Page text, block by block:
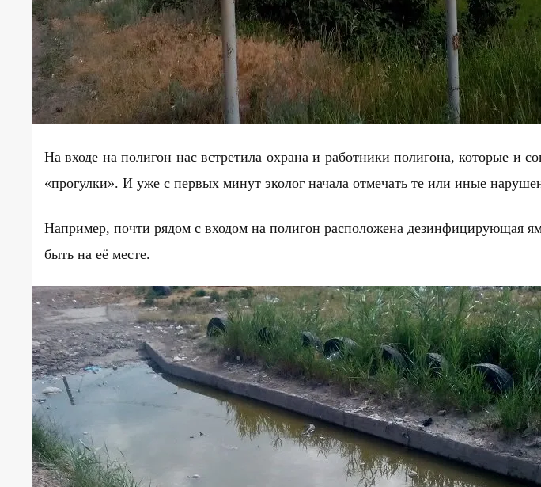
На входе на полигон нас встретила охрана и работники полигона, которые и
«прогулки». И уже с первых минут эколог начала отмечать те или иные
Например, почти рядом с входом на полигон расположена дезинфицирующая
быть на её месте.